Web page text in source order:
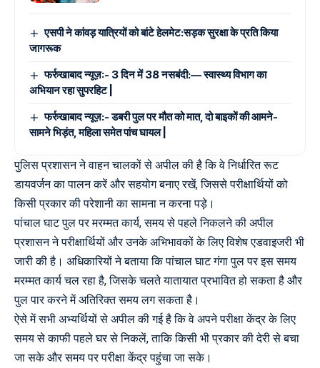
एसपी ने कांवड़ यात्रियों को बांटे हेलमेट:सड़क सुरक्षा के प्रति किया
जागरूक
फर्रुखाबाद न्यूज़:- 3 दिन में 38 नसबंदी:— स्वास्थ्य विभाग का
अभियान रहा सुपरहिट |
फर्रुखाबाद न्यूज़:- डबरी पुल पर मौत को मात, दो बाइकों की आमने-
सामने भिड़ंत, महिला समेत पांच घायल |
पुलिस प्रशासन ने वाहन चालकों से अपील की है कि वे निर्धारित रूट
डायवर्जन का पालन करें और सहयोग बनाए रखें, जिससे परीक्षार्थियों को
किसी प्रकार की परेशानी का सामना न करना पड़े।
पांचाल घाट पुल पर मरम्मत कार्य, समय से पहले निकलने की अपील
प्रशासन ने परीक्षार्थियों और उनके अभिभावकों के लिए विशेष एडवाइजरी भी
जारी की है। अधिकारियों ने बताया कि पांचाल घाट गंगा पुल पर इस समय
मरम्मत कार्य चल रहा है, जिसके चलते यातायात प्रभावित हो सकता है और
पुल पार करने में अतिरिक्त समय लग सकता है।
ऐसे में सभी अभ्यर्थियों से अपील की गई है कि वे अपने परीक्षा केंद्र के लिए
समय से काफी पहले घर से निकलें, ताकि किसी भी प्रकार की देरी से बचा
जा सके और समय पर परीक्षा केंद्र पहुंचा जा सके।